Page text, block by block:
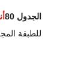
الجدول 80
للطبقة